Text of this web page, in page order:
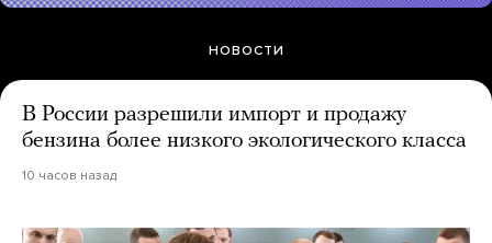
НОВОСТИ
В России разрешили импорт и продажу
бензина более низкого экологического класса
10 часов назад